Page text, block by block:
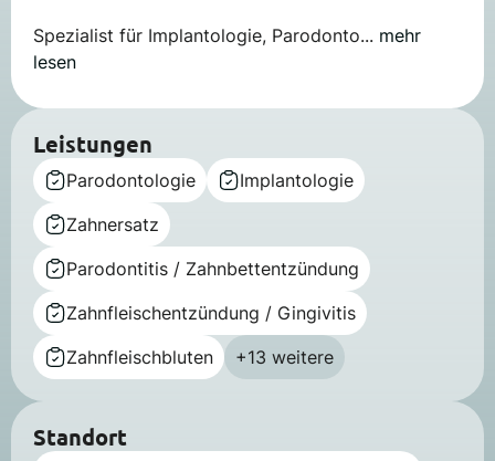
Spezialist für Implantologie, Parodonto... mehr
lesen
Leistungen
Parodontologie
Implantologie
Zahnersatz
Parodontitis / Zahnbettentzündung
Zahnfleischentzündung / Gingivitis
Zahnfleischbluten
+13 weitere
Standort